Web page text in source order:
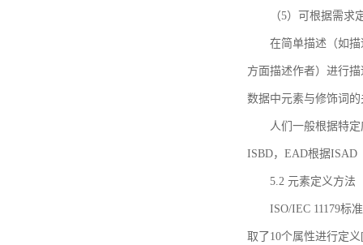
（5）可根据需求
在简单描述（如
方面描述作者）进行
数据中元素与修饰词
人们一般根据特
ISBD，EAD根据ISAD
5.2 元素定义方法
ISO/IEC 11179标
取了10个属性进行定